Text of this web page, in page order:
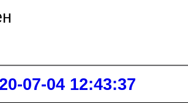
07-04 12:43:37